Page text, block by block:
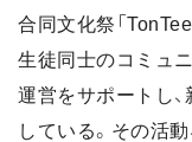
合同文化祭「
生徒同士のコミュ
運営をサポートし
している。その活動